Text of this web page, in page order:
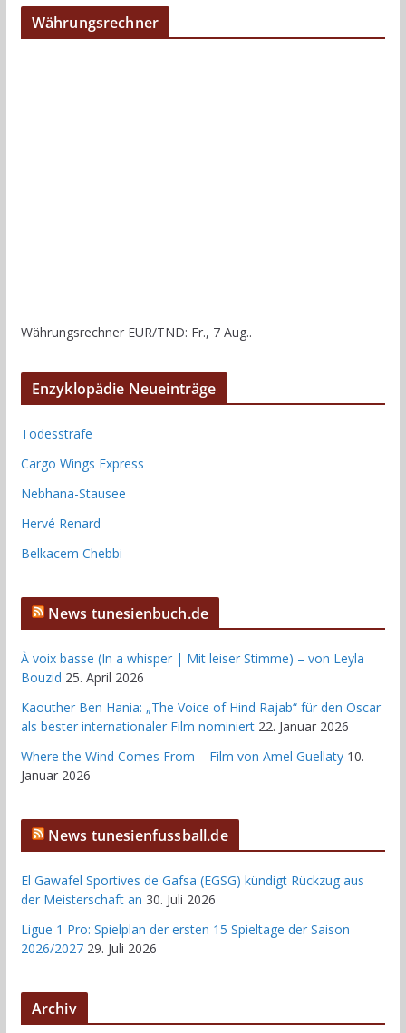
Währungsrechner
Währungsrechner EUR/TND: Fr., 7 Aug..
Enzyklopädie Neueinträge
Todesstrafe
Cargo Wings Express
Nebhana-Stausee
Hervé Renard
Belkacem Chebbi
News tunesienbuch.de
À voix basse (In a whisper | Mit leiser Stimme) – von Leyla
Bouzid 25. April 2026
Kaouther Ben Hania: „The Voice of Hind Rajab“ für den Oscar
als bester internationaler Film nominiert 22. Januar 2026
Where the Wind Comes From – Film von Amel Guellaty 10.
Januar 2026
News tunesienfussball.de
El Gawafel Sportives de Gafsa (EGSG) kündigt Rückzug aus
der Meisterschaft an 30. Juli 2026
Ligue 1 Pro: Spielplan der ersten 15 Spieltage der Saison
2026/2027 29. Juli 2026
Archiv